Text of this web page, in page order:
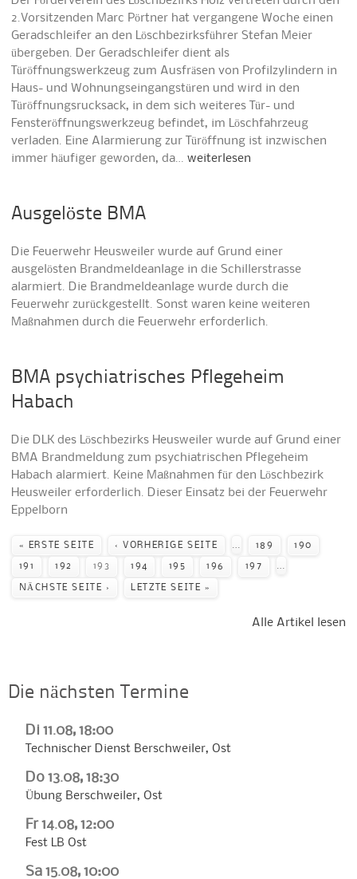
2.Vorsitzenden Marc Pörtner hat vergangene Woche einen
Geradschleifer an den Löschbezirksführer Stefan Meier
übergeben. Der Geradschleifer dient als
Türöffnungswerkzeug zum Ausfräsen von Profilzylindern in
Haus- und Wohnungseingangstüren und wird in den
Türöffnungsrucksack, in dem sich weiteres Tür- und
Fensteröffnungswerkzeug befindet, im Löschfahrzeug
verladen. Eine Alarmierung zur Türöffnung ist inzwischen
immer häufiger geworden, da…weiterlesen
Ausgelöste BMA
Die Feuerwehr Heusweiler wurde auf Grund einer
ausgelösten Brandmeldeanlage in die Schillerstrasse
alarmiert. Die Brandmeldeanlage wurde durch die
Feuerwehr zurückgestellt. Sonst waren keine weiteren
Maßnahmen durch die Feuerwehr erforderlich.
BMA psychiatrisches Pflegeheim
Habach
Die DLK des Löschbezirks Heusweiler wurde auf Grund einer
BMA Brandmeldung zum psychiatrischen Pflegeheim
Habach alarmiert. Keine Maßnahmen für den Löschbezirk
Heusweiler erforderlich. Dieser Einsatz bei der Feuerwehr
Eppelborn
Seiten
« ERSTE SEITE ‹ VORHERIGE SEITE … 189 190
191 192 193 194 195 196 197 …
NÄCHSTE SEITE › LETZTE SEITE »
Alle Artikel lesen
Die nächsten Termine
Di 11.08, 18:00
Technischer Dienst Berschweiler, Ost
Do 13.08, 18:30
Übung Berschweiler, Ost
Fr 14.08, 12:00
Fest LB Ost
Sa 15.08, 10:00